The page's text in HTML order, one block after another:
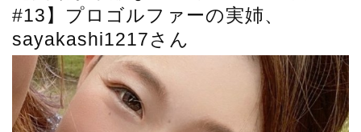
#13】プロゴルファーの実姉、
sayakashi1217さん